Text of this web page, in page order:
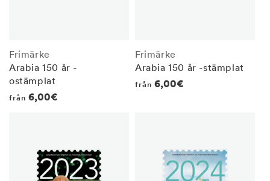
Frimärke
Arabia 150 år -
ostämplat
Regular
från 6,00€
Frimärke
Arabia 150 år -stämplat
Regular
från 6,00€